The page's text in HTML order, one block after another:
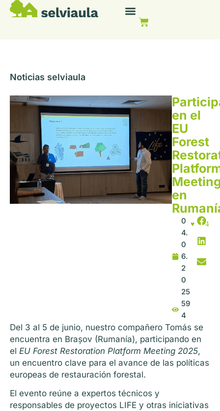
Noticias selviaula
en el
EU
Forest
en
0
4.
0
6.
2
0
25
59
4
♥ 4
Del 3 al 5 de junio, nuestro compañero Tomás se
encuentra en Brașov (Rumanía), participando en
el EU Forest Restoration Platform Meeting 2025,
un encuentro clave para el avance de las políticas
europeas de restauración forestal.
El evento reúne a expertos técnicos y
responsables de proyectos LIFE y otras iniciativas